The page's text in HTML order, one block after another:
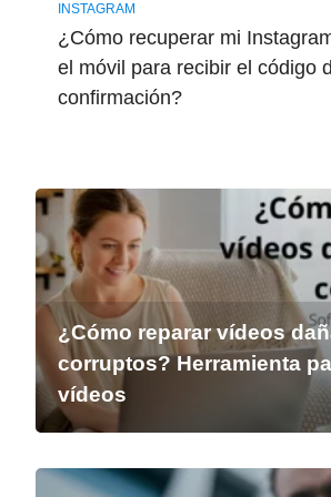
INSTAGRAM
¿Cómo recuperar mi
el móvil para recibir el código
confirmación?
¿Cómo reparar vídeos
corruptos? Herramienta
vídeos